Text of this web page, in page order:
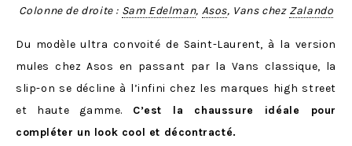
Colonne de droite : Sam Edelman, Asos, Vans chez Zalando
Du modèle ultra convoité de Saint-Laurent, à la version
mules chez Asos en passant par la Vans classique, la
slip-on se décline à l’infini chez les marques high street
et haute gamme. C’est la chaussure idéale pour
compléter un look cool et décontracté.